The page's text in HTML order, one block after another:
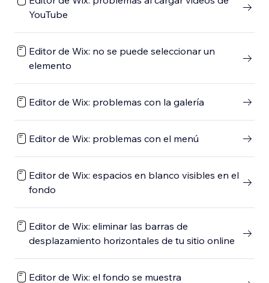
YouTube
Editor de Wix: no se puede seleccionar un
elemento
Editor de Wix: problemas con la galería
Editor de Wix: problemas con el menú
Editor de Wix: espacios en blanco visibles en el
fondo
Editor de Wix: eliminar las barras de
desplazamiento horizontales de tu sitio online
Editor de Wix: el fondo se muestra